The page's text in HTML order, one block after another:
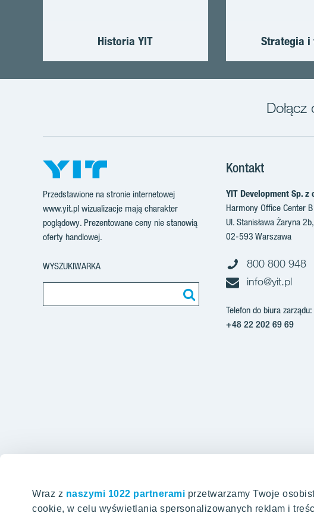
Wraz z naszymi 1022 partnerami przetwarzamy Twoje
cookie, w celu wyświetlania spersonalizowanych reklam i
Historia YIT Strategia
Przedstawione na stronie internetowej
www.yit.pl wizualizacje mają charakter
poglądowy. Prezentowane ceny nie stanowią
oferty handlowej.
WYSZUKIWARKA
Kontakt
YIT Development Sp. z
Harmony Office Center B
Ul. Stanisława Żaryna
02-593 Warszawa
800 800 948
info@yit.pl
Telefon do biura zarządu:
+48 22 202 69 69
Oferty